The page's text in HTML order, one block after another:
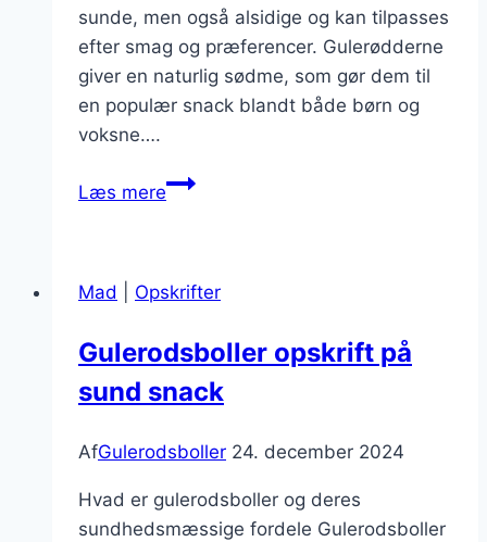
sunde, men også alsidige og kan tilpasses
efter smag og præferencer. Gulerødderne
giver en naturlig sødme, som gør dem til
en populær snack blandt både børn og
voksne….
Læs mereGulerodsboller
sødme
smagfulde
nuancer
Mad Opskrifter
Gulerodsboller opskrift på
sund snack
AfGulerodsboller 24. december 2024
Hvad er gulerodsboller og deres
sundhedsmæssige fordele Gulerodsboller